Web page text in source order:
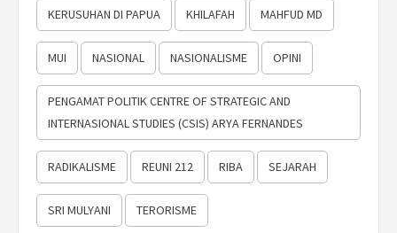
KERUSUHAN DI PAPUA KHILAFAH MAHFUD MD
MUI NASIONAL NASIONALISME OPINI
PENGAMAT POLITIK CENTRE OF STRATEGIC AND
INTERNASIONAL STUDIES (CSIS) ARYA FERNANDES
RADIKALISME REUNI 212 RIBA SEJARAH
SRI MULYANI TERORISME